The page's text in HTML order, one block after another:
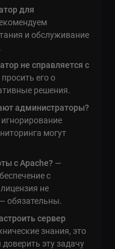
для
и обслуживание
не справляется с
его о
решения.
администраторы?
могут
с Apache? —
с
не
обязательны.
сервер
знания, это
эту задачу